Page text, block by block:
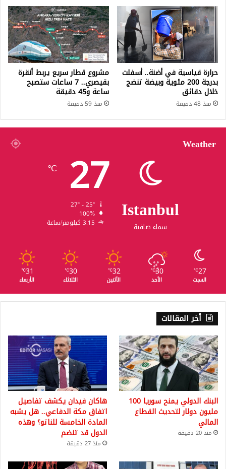
حرارة قياسية في أضنة.. أسفلت
بدرجة 200 مئوية وبيضة تنضج
خلال دقائق
منذ 48 دقيقة
مشروع قطار سريع يربط أنقرة
بقيصري.. 7 ساعات ستصبح
ساعة و45 دقيقة
منذ 59 دقيقة
Weather
Istanbul
سماء صافية
27
℃
100%
3.15 كيلومتر/ساعة
27
℃
السبت
30
℃
الأحد
32
℃
الأثنين
30
℃
الثلاثاء
31
℃
الأربعاء
أخر المقالات
البنك الدولي يمنح سوريا 100
مليون دولار لتحديث القطاع
المالي
منذ 20 دقيقة
هاكان فيدان يكشف تفاصيل
اتفاق مكة الدفاعي.. هل يشبه
المادة الخامسة للناتو؟ وهذه
الدول قد تنضم
منذ 27 دقيقة